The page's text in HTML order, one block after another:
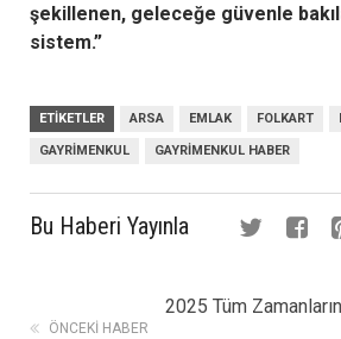
şekillenen, geleceğe güvenle
sistem.”
ETIKETLER ARSA EMLAK FOLKART
GAYRIMENKUL GAYRIMENKUL HABER
Bu Haberi Yayınla
2025 Tüm
ÖNCEKI HABER